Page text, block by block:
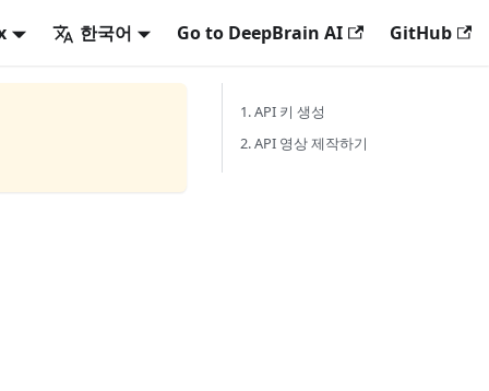
한국어 Go to DeepBrain AI GitHub
1. API 키 생성
2. API 영상 제작하기